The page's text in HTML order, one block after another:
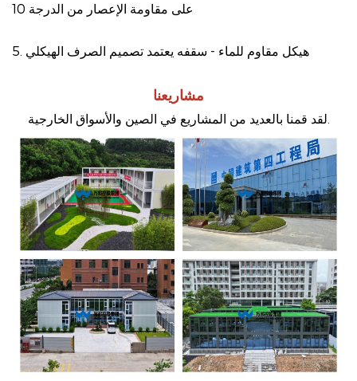
على مقاومة الإعصار من الدرجة 10
5. هيكل مقاوم للماء - سقفه يعتمد تصميم الصرف الهيكلي
مشاريعنا